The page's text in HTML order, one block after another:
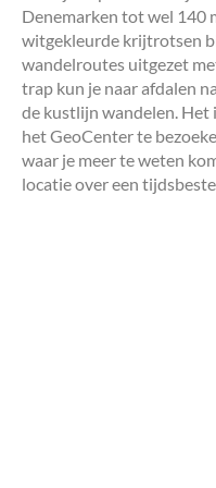
Denemarken tot wel 140
witgekleurde krijtrotsen
wandelroutes uitgezet
trap kun je naar afdalen
de kustlijn wandelen. Het
het GeoCenter te
waar je meer te weten
locatie over een